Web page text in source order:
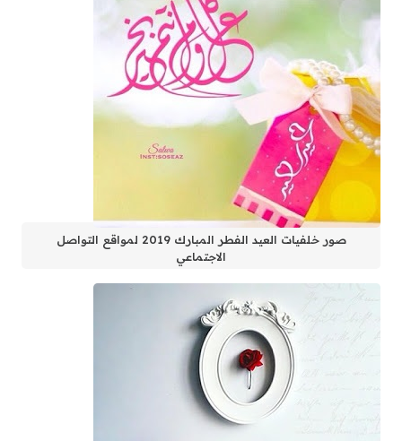
صور خلفيات العيد الفطر المبارك 2019 لمواقع التواصل
الاجتماعي